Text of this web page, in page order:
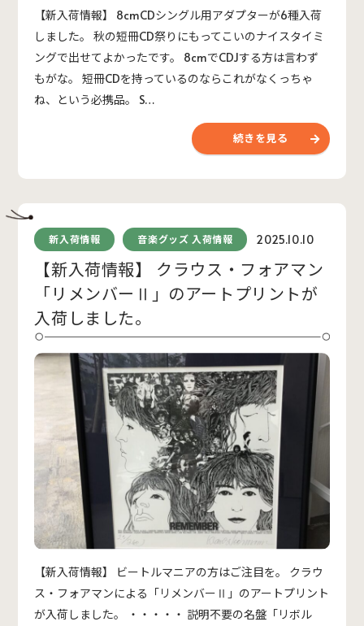
【新入荷情報】 8cmCDシングル用アダプターが6種入荷
しました。 秋の短冊CD祭りにもってこいのナイスタイミ
ングで出せてよかったです。 8cmでCDJする方は言わず
もがな。 短冊CDを持っているのならこれがなくっちゃ
ね、という必携品。 S…
続きを見る
新入荷情報 音楽グッズ 入荷情報 2025.10.10
【新入荷情報】 クラウス・フォアマン
「リメンバーⅡ」のアートプリントが
入荷しました。
【新入荷情報】 ビートルマニアの方はご注目を。 クラウ
ス・フォアマンによる「リメンバーⅡ」のアートプリント
が入荷しました。 ・・・・・ 説明不要の名盤「リボル